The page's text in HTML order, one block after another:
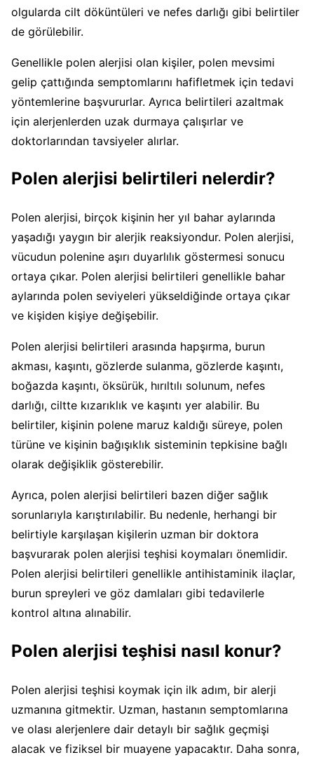
olgularda cilt döküntüleri ve nefes darlığı gibi belirtiler
de görülebilir.
Genellikle polen alerjisi olan kişiler, polen mevsimi
gelip çattığında semptomlarını hafifletmek için tedavi
yöntemlerine başvururlar. Ayrıca belirtileri azaltmak
için alerjenlerden uzak durmaya çalışırlar ve
doktorlarından tavsiyeler alırlar.
Polen alerjisi belirtileri nelerdir?
Polen alerjisi, birçok kişinin her yıl bahar aylarında
yaşadığı yaygın bir alerjik reaksiyondur. Polen alerjisi,
vücudun polenine aşırı duyarlılık göstermesi sonucu
ortaya çıkar. Polen alerjisi belirtileri genellikle bahar
aylarında polen seviyeleri yükseldiğinde ortaya çıkar
ve kişiden kişiye değişebilir.
Polen alerjisi belirtileri arasında hapşırma, burun
akması, kaşıntı, gözlerde sulanma, gözlerde kaşıntı,
boğazda kaşıntı, öksürük, hırıltılı solunum, nefes
darlığı, ciltte kızarıklık ve kaşıntı yer alabilir. Bu
belirtiler, kişinin polene maruz kaldığı süreye, polen
türüne ve kişinin bağışıklık sisteminin tepkisine bağlı
olarak değişiklik gösterebilir.
Ayrıca, polen alerjisi belirtileri bazen diğer sağlık
sorunlarıyla karıştırılabilir. Bu nedenle, herhangi bir
belirtiyle karşılaşan kişilerin uzman bir doktora
başvurarak polen alerjisi teşhisi koymaları önemlidir.
Polen alerjisi belirtileri genellikle antihistaminik ilaçlar,
burun spreyleri ve göz damlaları gibi tedavilerle
kontrol altına alınabilir.
Polen alerjisi teşhisi nasıl konur?
Polen alerjisi teşhisi koymak için ilk adım, bir alerji
uzmanına gitmektir. Uzman, hastanın semptomlarına
ve olası alerjenlere dair detaylı bir sağlık geçmişi
alacak ve fiziksel bir muayene yapacaktır. Daha sonra,